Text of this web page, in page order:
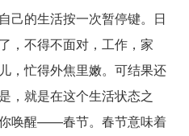
己的生活按一次暂停键。日
，不得不面对，工作，家
，忙得外焦里嫩。可结果还
，就是在这个生活状态之
唤醒——春节。春节意味着